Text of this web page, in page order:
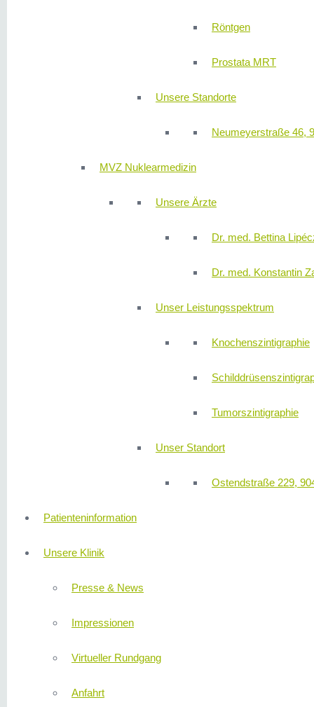
Röntgen
Prostata MRT
Unsere Standorte
Neumeyerstraße 46,
MVZ Nuklearmedizin
Unsere Ärzte
Dr. med. Bettina
Dr. med. Konstantin
Unser Leistungsspektrum
Knochenszintigraphie
Tumorszintigraphie
Unser Standort
Ostendstraße 229,
Patienteninformation
Unsere Klinik
Presse & News
Impressionen
Virtueller Rundgang
Anfahrt